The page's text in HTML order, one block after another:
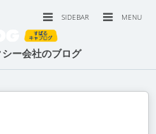
MENU
SIDEBAR
ー会社のブログ